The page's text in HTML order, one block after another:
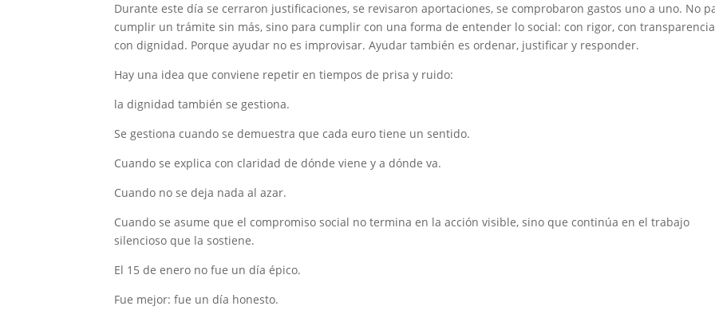
Durante este día se cerraron justificaciones, se revisaron aportaciones, se comprobaron gastos uno a uno. No
cumplir un trámite sin más, sino para cumplir con una forma de entender lo social: con rigor, con
con dignidad. Porque ayudar no es improvisar. Ayudar también es ordenar, justificar y responder.
Hay una idea que conviene repetir en tiempos de prisa y ruido:
la dignidad también se gestiona.
Se gestiona cuando se demuestra que cada euro tiene un sentido.
Cuando se explica con claridad de dónde viene y a dónde va.
Cuando no se deja nada al azar.
Cuando se asume que el compromiso social no termina en la acción visible, sino que continúa en el trabajo
silencioso que la sostiene.
El 15 de enero no fue un día épico.
Fue mejor: fue un día honesto.